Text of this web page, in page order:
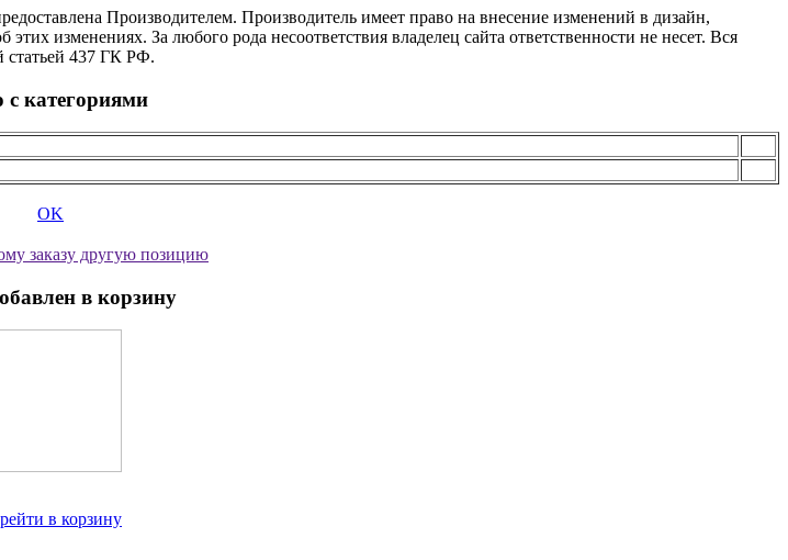
Производителем. Производитель имеет право на внесение изменений в дизайн,
изменениях. За любого рода несоответствия владелец сайта ответственности не несет. Вся
статьей 437 ГК РФ.
с категориями
OK
заказу другую позицию
в корзину
в корзину